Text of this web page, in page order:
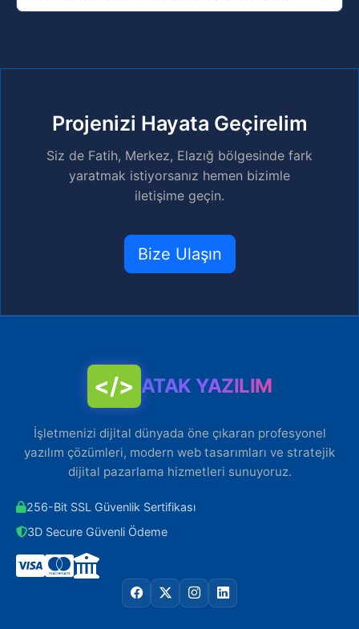
Projenizi Hayata Geçirelim
Siz de Fatih, Merkez, Elazığ bölgesinde fark
yaratmak istiyorsanız hemen bizimle
iletişime geçin.
Bize Ulaşın
</> ATAK YAZILIM
İşletmenizi dijital dünyada öne çıkaran profesyonel
yazılım çözümleri, modern web tasarımları ve stratejik
dijital pazarlama hizmetleri sunuyoruz.
256-Bit SSL Güvenlik Sertifikası
3D Secure Güvenli Ödeme